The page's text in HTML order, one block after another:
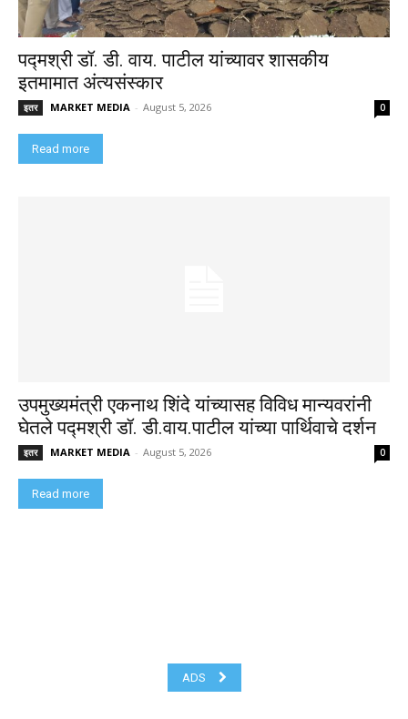
पद्मश्री डॉ. डी. वाय. पाटील यांच्यावर शासकीय
इतमामात अंत्यसंस्कार
इतर MARKET MEDIA - August 5, 2026 0
Read more
उपमुख्यमंत्री एकनाथ शिंदे यांच्यासह विविध मान्यवरांनी
घेतले पद्मश्री डॉ. डी.वाय.पाटील यांच्या पार्थिवाचे दर्शन
इतर MARKET MEDIA - August 5, 2026 0
Read more
ADS